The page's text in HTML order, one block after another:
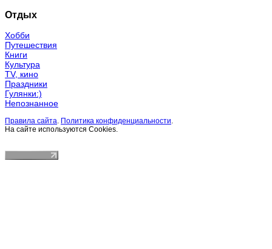
Отдых
Хобби
Путешествия
Книги
Культура
TV, кино
Праздники
Гулянки:)
Непознанное
Правила сайта. Политика конфиденциальности.
На сайте используются Cookies.